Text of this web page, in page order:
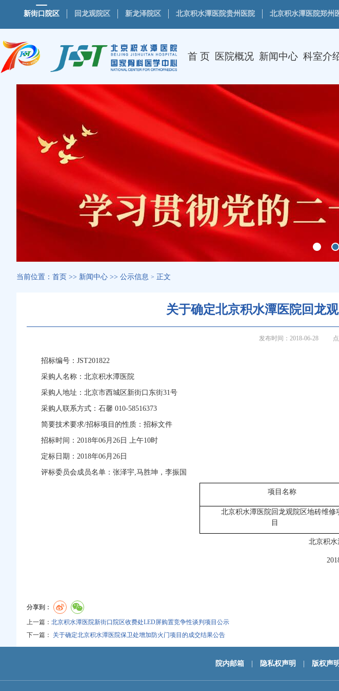
新街口院区 回龙观院区 新龙泽院区 北京积水潭医院贵州医院 北京积水潭医院郑州
首 页 医院概况 新闻中心 科室介
当前位置： 首页 >> 新闻中心 >> 公示信息 > 正文
关于确定北京积水潭医院回龙
发布时间：2018-06-28
招标编号：JST201822
采购人名称：北京积水潭医院
采购人地址：北京市西城区新街口东街31号
采购人联系方式：石馨 010-58516373
简要技术要求/招标项目的性质：招标文件
招标时间：2018年06月26日 上午10时
定标日期：2018年06月26日
评标委员会成员名单：张泽宇,马胜坤，李振国
项目名称
北京积水潭医院回龙观院区地砖维修
目
北京积
分享到：
上一篇： ​北京积水潭医院新街口院区收费处LED屏购置竞争性谈判项目公示
下一篇：
关于确定北京积水潭医院保卫处增加防火门项目的成交结果公告
院内邮箱 隐私权声明 版权声明